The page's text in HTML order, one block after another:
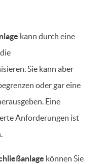
kann durch eine
Sie kann aber
oder gar eine
Eine
Anforderungen ist
können Sie